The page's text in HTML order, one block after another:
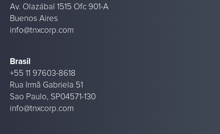
Av. Olazábal 1515 Ofc 901-A
Buenos Aires
info@tnxcorp.com
Brasil
+55 11 97603-8618
Rua Irmã Gabriela 51
Sao Paulo, SP04571-130
info@tnxcorp.com